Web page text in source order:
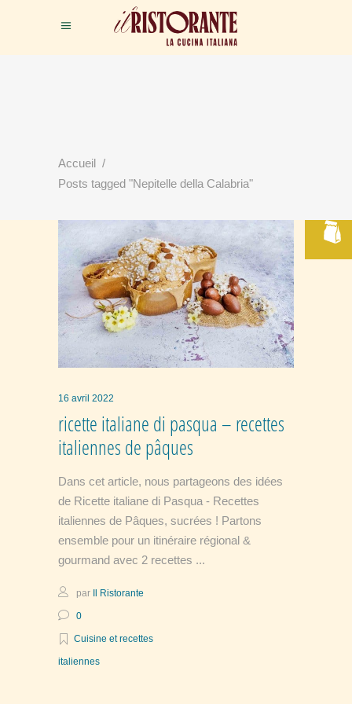
Accueil /
Posts tagged "Nepitelle della Calabria"
16 avril 2022
ricette italiane di pasqua – recettes
italiennes de pâques
Dans cet article, nous partageons des idées
de Ricette italiane di Pasqua - Recettes
italiennes de Pâques, sucrées ! Partons
ensemble pour un itinéraire régional &
gourmand avec 2 recettes
par Il Ristorante
0
Cuisine et recettes
italiennes
VOTRE TABLE